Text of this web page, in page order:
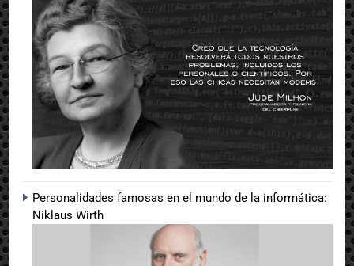
Personalidades famosas en el mundo de la informática:
Niklaus Wirth